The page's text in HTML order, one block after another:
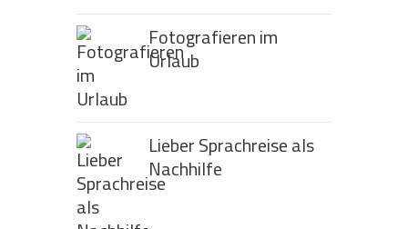
Fotografieren im
Urlaub
Lieber Sprachreise als
Nachhilfe